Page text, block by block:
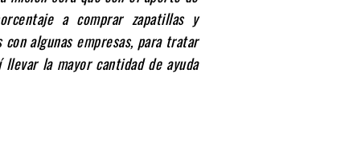
a comprar zapatillas y
algunas empresas, para tratar
la mayor cantidad de ayuda